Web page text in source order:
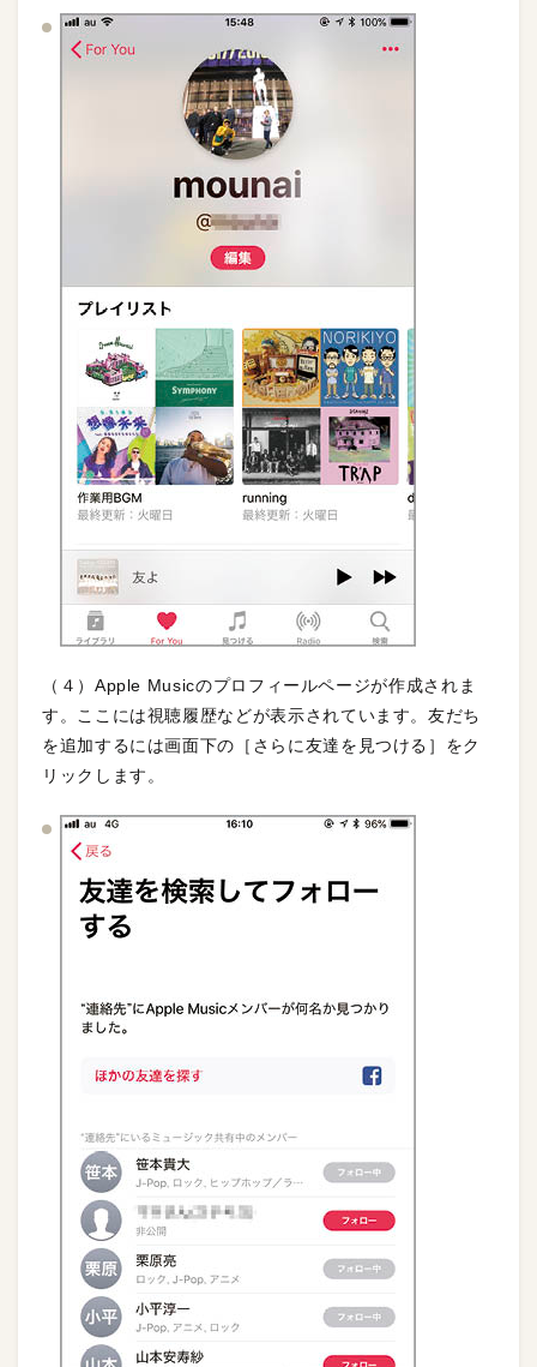
（４）Apple Musicのプロフィールページが作成されま
す。ここには視聴履歴などが表示されています。友だち
を追加するには画面下の［さらに友達を見つける］をク
リックします。